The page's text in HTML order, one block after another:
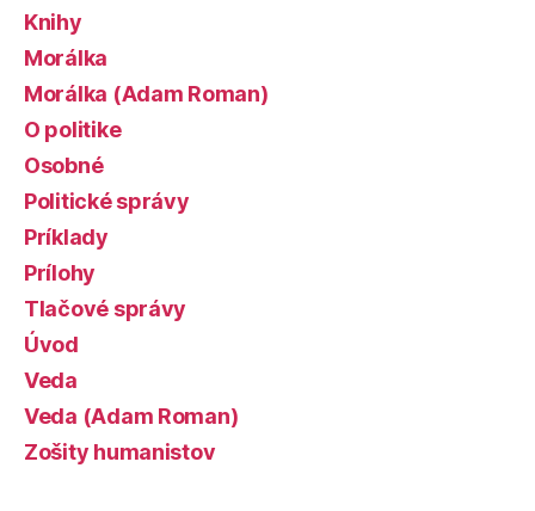
Knihy
Morálka
Morálka (Adam Roman)
O politike
Osobné
Politické správy
Príklady
Prílohy
Tlačové správy
Úvod
Veda
Veda (Adam Roman)
Zošity humanistov